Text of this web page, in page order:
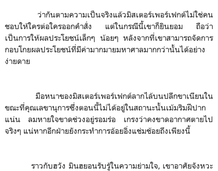
ว่ากันตามความเป็นจริงแล้วมิสเตอร์เพอร์เฟกต์ไม่ใช่คน
ชอบให้ใครต่อใครออกคำสั่ง แต่ในกรณีนี้เขาก็ยินยอม ถือว่า
เป็นการให้ผลประโยชน์เล็กๆ น้อยๆ หลังจากที่เขาสามารถจัดการ
กอบโกยผลประโยชน์ที่มีค่ามากมายมหาศาลมากกว่านั้นได้อย่าง
ง่ายดาย
มือหนาของมิสเตอร์เพอร์เฟกต์ลากไล้บนปลีกขาเนียนใน
ขณะที่คุณเลขานุการซึ่งตอนนี้ไม่ได้อยู่ในสถานะนั้นเม้มริมฝีปาก
แน่น ลมหายใจขาดช่วงอยู่รอมร่อ เกรงว่าคงขาดอากาศตายไป
จริงๆ แน่หากอีกฝ่ายยังกระทำการอ้อยอิ่งแช่มช้อยถึงเพียงนี้
ราวกับฮวัง มินฮยอนรับรู้ในความย่ามใจ, เขาอาศัยจังหวะ